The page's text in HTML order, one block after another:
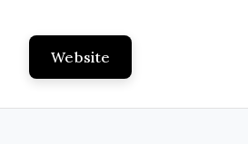
Website